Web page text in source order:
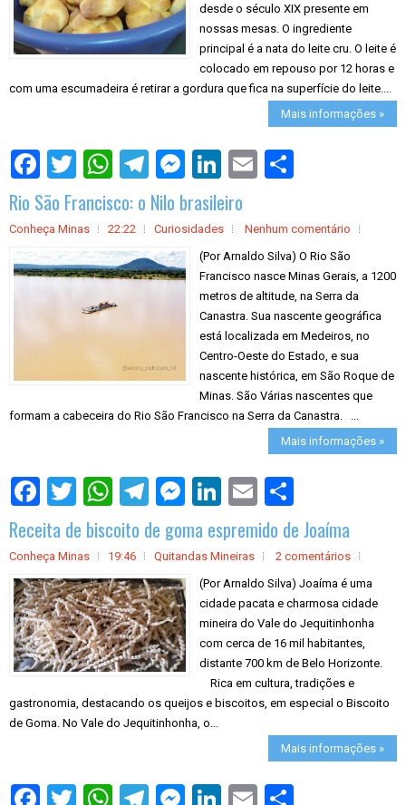
desde o século XIX presente em
nossas mesas. O ingrediente
principal é a nata do leite cru. O leite é
colocado em repouso por 12 horas e
com uma escumadeira é retirar a gordura que fica na superfície do leite....
Mais informações »
Rio São Francisco: o Nilo brasileiro
Conheça Minas 22:22 Curiosidades
Nenhum comentário
(Por Arnaldo Silva) O Rio São
Francisco nasce Minas Gerais, a 1200
metros de altitude, na Serra da
Canastra. Sua nascente geográfica
está localizada em Medeiros, no
Centro-Oeste do Estado, e sua
nascente histórica, em São Roque de
Minas. São Várias nascentes que
formam a cabeceira do Rio São Francisco na Serra da Canastra. ...
Mais informações »
r
e
Receita de biscoito de goma espremido de Joaíma
Conheça Minas 19:46 Quitandas Mineiras
2 comentários
(Por Arnaldo Silva) Joaíma é uma
cidade pacata e charmosa cidade
mineira do Vale do Jequitinhonha
com cerca de 16 mil habitantes,
distante 700 km de Belo Horizonte.
Rica em cultura, tradições e
gastronomia, destacando os queijos e biscoitos, em especial o Biscoito
de Goma. No Vale do Jequitinhonha, o...
Mais informações »